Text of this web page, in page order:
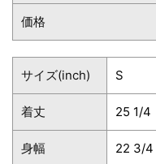
価格
サイズ(inch) S
着丈 25 1/4
身幅 22 3/4